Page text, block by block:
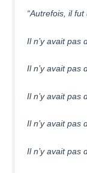
“Autrefois, il
Il n’y avait pas
Il n’y avait pas
Il n’y avait pas
Il n’y avait pas
Il n’y avait pas